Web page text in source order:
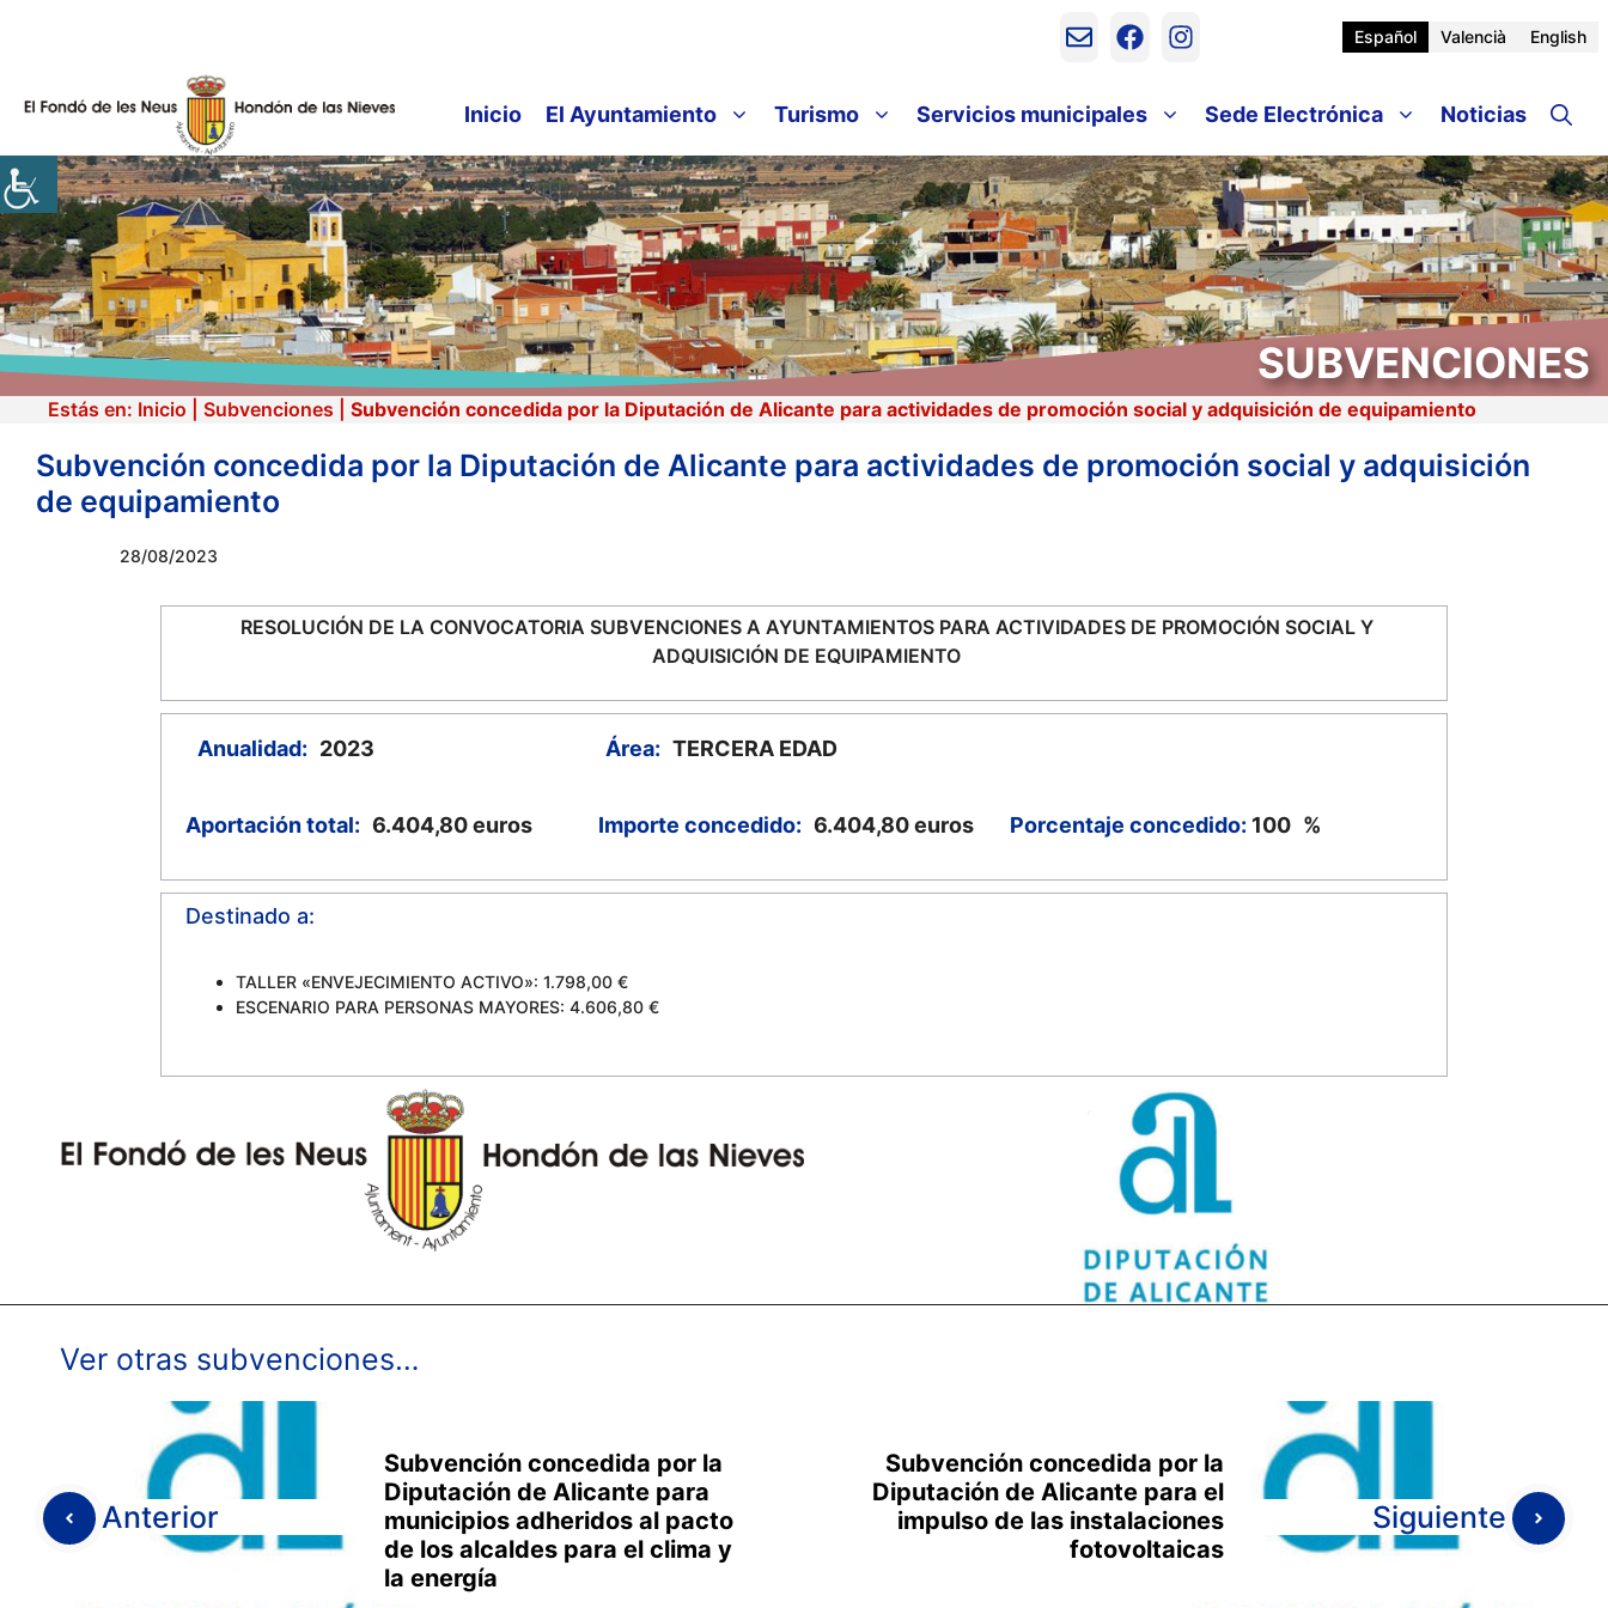
Español Valencià English
Inicio El Ayuntamiento Turismo Servicios municipales Sede Electrónica Noticias
SUBVENCIONES
Estás en: Inicio Subvenciones Subvención concedida por la Diputación de Alicante para actividades de promoción social y adquisición de equipamiento
Subvención concedida por la Diputación de Alicante para actividades de promoción social y adquisición
de equipamiento
28/08/2023
RESOLUCIÓN DE LA CONVOCATORIA SUBVENCIONES A AYUNTAMIENTOS PARA ACTIVIDADES DE PROMOCIÓN SOCIAL Y
ADQUISICIÓN DE EQUIPAMIENTO
Anualidad: 2023 Área: TERCERA EDAD
Aportación total: 6.404,80 euros Importe concedido: 6.404,80 euros Porcentaje concedido: 100 %
Destinado a:
TALLER «ENVEJECIMIENTO ACTIVO»: 1.798,00 €
ESCENARIO PARA PERSONAS MAYORES: 4.606,80 €
Ver otras subvenciones…
Anterior
Subvención concedida por la
Diputación de Alicante para
municipios adheridos al pacto
de los alcaldes para el clima y
la energía
Subvención concedida por la
Diputación de Alicante para el
impulso de las instalaciones
fotovoltaicas
Siguiente